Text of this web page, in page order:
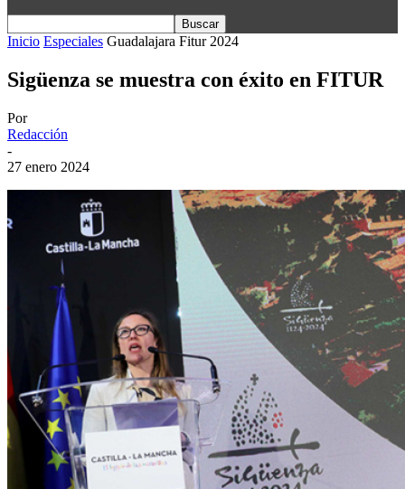
Inicio Especiales Guadalajara Fitur 2024
Sigüenza se muestra con éxito en FITUR
Por
Redacción
-
27 enero 2024